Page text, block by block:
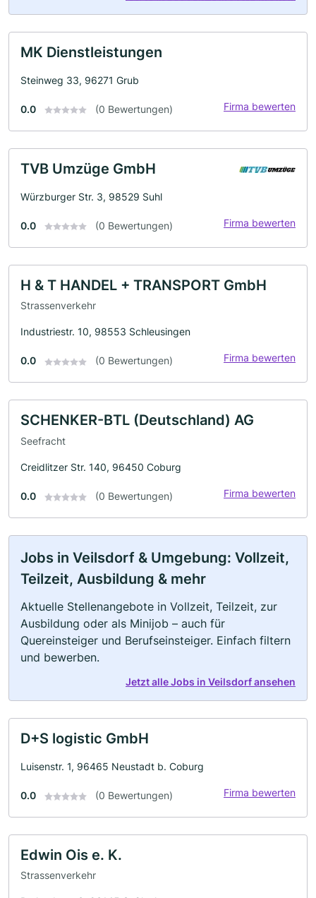
MK Dienstleistungen
Steinweg 33, 96271 Grub
0.0 (0 Bewertungen) Firma bewerten
TVB Umzüge GmbH
Würzburger Str. 3, 98529 Suhl
0.0 (0 Bewertungen) Firma bewerten
H & T HANDEL + TRANSPORT GmbH
Strassenverkehr
Industriestr. 10, 98553 Schleusingen
0.0 (0 Bewertungen) Firma bewerten
SCHENKER-BTL (Deutschland) AG
Seefracht
Creidlitzer Str. 140, 96450 Coburg
0.0 (0 Bewertungen) Firma bewerten
Jobs in Veilsdorf & Umgebung: Vollzeit,
Teilzeit, Ausbildung & mehr
Aktuelle Stellenangebote in Vollzeit, Teilzeit, zur
Ausbildung oder als Minijob – auch für
Quereinsteiger und Berufseinsteiger. Einfach filtern
und bewerben.
Jetzt alle Jobs in Veilsdorf ansehen
D+S logistic GmbH
Luisenstr. 1, 96465 Neustadt b. Coburg
0.0 (0 Bewertungen) Firma bewerten
Edwin Ois e. K.
Strassenverkehr